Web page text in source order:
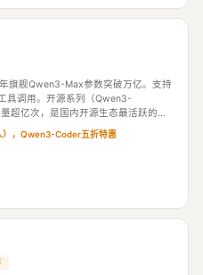
旗舰Qwen3-Max参数突破万亿。支持
具调用。开源系列（Qwen3-
超亿次，是国内开源生态最活跃的大
，Qwen3-Coder五折特惠